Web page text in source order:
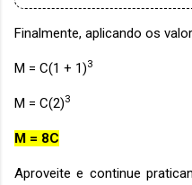
Finalmente, aplicando os
M = C(1 + 1)3
M = C(2)3
M = 8C
Aproveite e continue